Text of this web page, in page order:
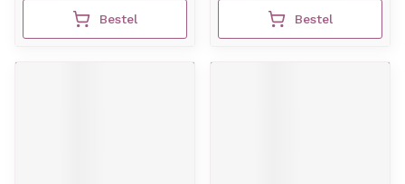
Bestel Bestel